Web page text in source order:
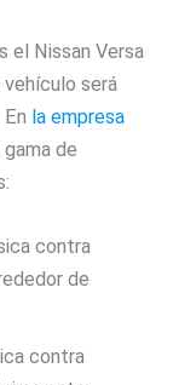
el Nissan Versa
será
la empresa
de
contra
de
contra